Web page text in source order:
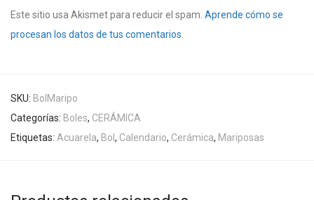
Este sitio usa Akismet para reducir el spam. Aprende cómo se
procesan los datos de tus comentarios.
SKU: BolMaripo
Categorías: Boles, CERÁMICA
Etiquetas: Acuarela, Bol , Calendario, Cerámica, Mariposas